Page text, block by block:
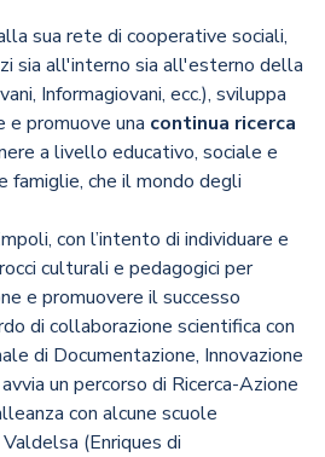
sua rete di cooperative sociali,
sia all'interno sia all'esterno della
Informagiovani, ecc.), sviluppa
promuove una continua ricerca
a livello educativo, sociale e
famiglie, che il mondo degli
con l’intento di individuare e
culturali e pedagogici per
e promuovere il successo
di collaborazione scientifica con
di Documentazione, Innovazione
un percorso di Ricerca-Azione
con alcune scuole
(Enriques di